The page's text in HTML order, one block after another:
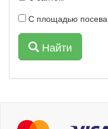
С площадью посева
Найти